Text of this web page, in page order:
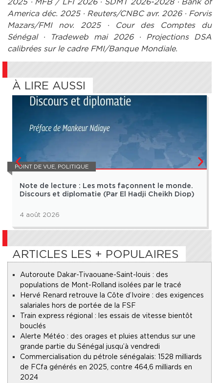
America déc. 2025 · Reuters/CNBC avr. 2026 · Forvis
Mazars/FMI nov. 2025 · Cour des Comptes du
Sénégal · Tradeweb mai 2026 · Projections DSA
calibrées sur le cadre FMI/Banque Mondiale.
À LIRE AUSSI
POINT DE VUE, POLITIQUE
Note de lecture : Les mots façonnent le monde.
Discours et diplomatie (Par El Hadji Cheikh Diop)
4 août 2026
ARTICLES LES + POPULAIRES
Autoroute Dakar-Tivaouane-Saint-louis : des
populations de Mont-Rolland isolées par le tracé
Hervé Renard retrouve la Côte d’Ivoire : des exigences
salariales hors de portée de la FSF
Train express régional : les essais de vitesse bientôt
bouclés
Alerte Météo : des orages et pluies attendus sur une
grande partie du Sénégal jusqu’à vendredi
Commercialisation du pétrole sénégalais : 1528 milliards
de FCfa générés en 2025, contre 464,6 milliards en
2024